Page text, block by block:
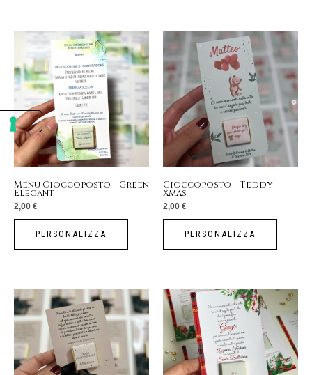
Menu Cioccoposto – Green
Elegant
2,00 €
PERSONALIZZA
Cioccoposto – Teddy
Xmas
2,00 €
PERSONALIZZA